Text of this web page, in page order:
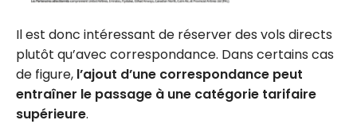
Il est donc intéressant de réserver des vols directs
plutôt qu’avec correspondance. Dans certains cas
de figure, l’ajout d’une correspondance peut
entraîner le passage à une catégorie tarifaire
supérieure.